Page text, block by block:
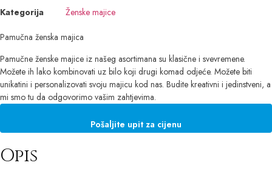
Kategorija Ženske majice
Pamučna ženska majica
Pamučne ženske majice iz našeg asortimana su klasične i svevremene.
Možete ih lako kombinovati uz bilo koji drugi komad odjeće. Možete biti
unikatini i personalizovati svoju majicu kod nas. Budite kreativni i jedinstveni, a
mi smo tu da odgovorimo vašim zahtjevima.
Pošaljite upit za cijenu
Opis